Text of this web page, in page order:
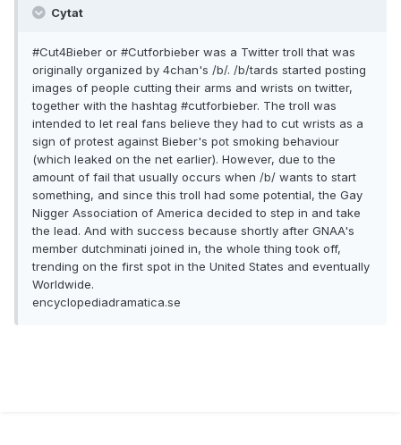
Cytat
#Cut4Bieber or #Cutforbieber was a Twitter troll that was
originally organized by 4chan's /b/. /b/tards started posting
images of people cutting their arms and wrists on twitter,
together with the hashtag #cutforbieber. The troll was
intended to let real fans believe they had to cut wrists as a
sign of protest against Bieber's pot smoking behaviour
(which leaked on the net earlier). However, due to the
amount of fail that usually occurs when /b/ wants to start
something, and since this troll had some potential, the Gay
Nigger Association of America decided to step in and take
the lead. And with success because shortly after GNAA's
member dutchminati joined in, the whole thing took off,
trending on the first spot in the United States and eventually
Worldwide.
encyclopediadramatica.se